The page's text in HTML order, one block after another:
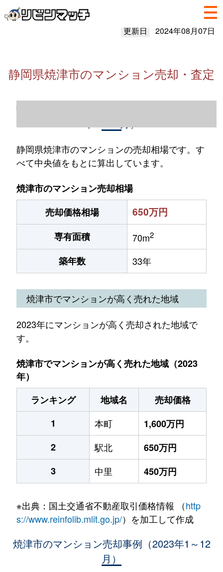
更新日 2024年08月07日
静岡県焼津市のマンション売却・査定
静岡県焼津市のマンション売却情報（2023
静岡県焼津市のマンションの売却相場です。す
べて中央値をもとに算出しています。
焼津市のマンション売却相場
売却価格相場
650万円
専有面積 70m2
築年数 33年
焼津市でマンションが高く売れた地域
2023年にマンションが高く売却された地域で
す。
焼津市でマンションが高く売れた地域（2023
年）
ランキング
地域名
売却価格
1
本町
1,600万円
2
駅北
650万円
3
中里 450万円
※出典：国土交通省不動産取引価格情報 （http
s://www.reinfolib.mlit.go.jp/）を加工して作成
焼津市のマンション売却事例（2023年1～12
月）